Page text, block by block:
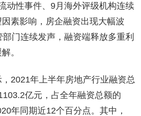
动性事件、9月海外评级机构连续
素影响，房企融资出现大幅波
门连续发声，融资端释放多重利
。
2021年上半年房地产行业融资总
亿元，占全年融资总额的
年同期近12个百分点。其中，